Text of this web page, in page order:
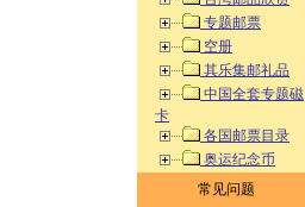
专题邮票
空册
其乐集邮礼品
中国全套专题磁
卡
各国邮票目录
奥运纪念币
常见问题